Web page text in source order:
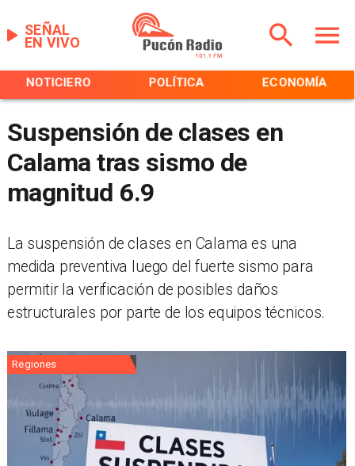
EN VIVO
SEÑAL
NOTICIERO POLÍTICA ECONOMÍA
Suspensión de clases en
Calama tras sismo de
magnitud 6.9
La suspensión de clases en Calama es una
medida preventiva luego del fuerte sismo para
permitir la verificación de posibles daños
estructurales por parte de los equipos técnicos.
Regiones